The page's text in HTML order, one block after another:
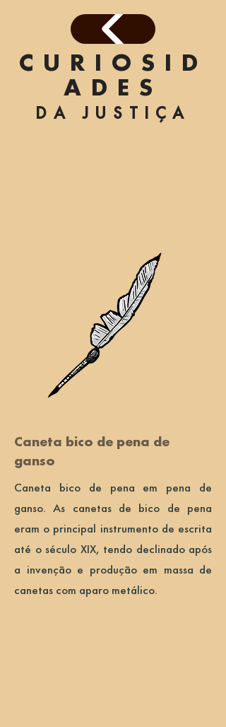
CURIOSID
ADES
DA JUSTIÇA
Caneta bico de pena de
ganso
Caneta bico de pena em pena de
ganso. As canetas de bico de pena
eram o principal instrumento de escrita
até o século XIX, tendo declinado após
a invenção e produção em massa de
canetas com aparo metálico.